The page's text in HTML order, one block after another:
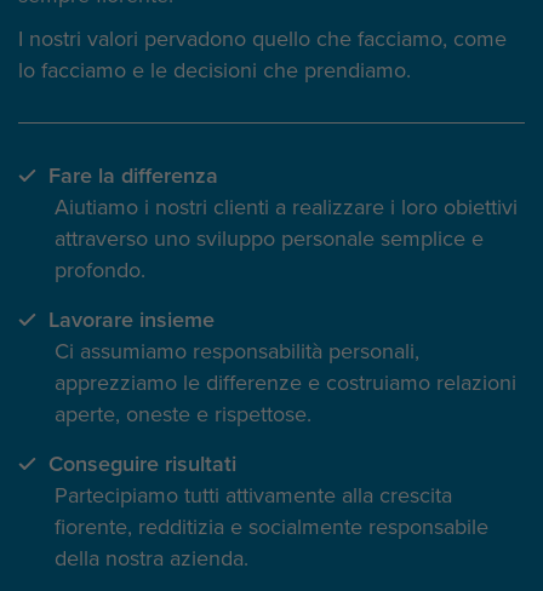
I nostri valori pervadono quello che facciamo, come
lo facciamo e le decisioni che prendiamo.
Fare la differenza
Aiutiamo i nostri clienti a realizzare i loro obiettivi
attraverso uno sviluppo personale semplice e
profondo.
Lavorare insieme
Ci assumiamo responsabilità personali,
apprezziamo le differenze e costruiamo relazioni
aperte, oneste e rispettose.
Conseguire risultati
Partecipiamo tutti attivamente alla crescita
fiorente, redditizia e socialmente responsabile
della nostra azienda.